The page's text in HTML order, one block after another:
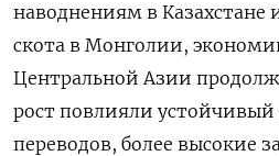
наводнениям в Казахстане
скота в Монголии,
Центральной Азии
рост повлияли
переводов, более высокие